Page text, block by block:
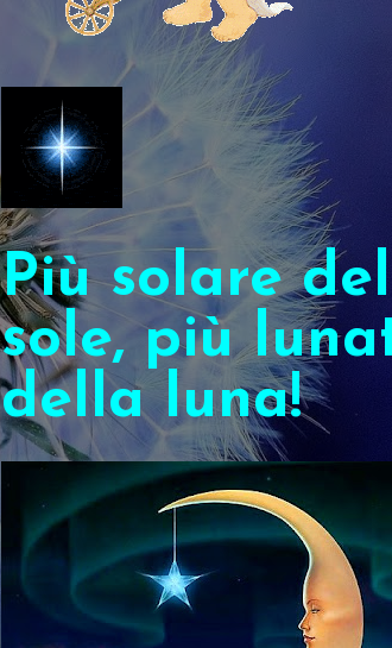
Più solare del
sole, più
della luna!